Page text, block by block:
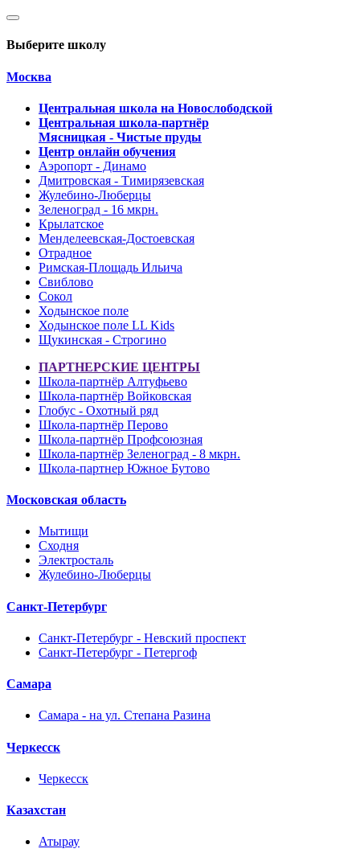
Выберите школу
Москва
Центральная школа на Новослободской
Центральная школа-партнёр
Мясницкая - Чистые пруды
Центр онлайн обучения
Аэропорт - Динамо
Дмитровская - Тимирязевская
Жулебино-Люберцы
Зеленоград - 16 мкрн.
Крылатское
Менделеевская-Достоевская
Отрадное
Римская-Площадь Ильича
Свиблово
Сокол
Ходынское поле
Ходынское поле LL Kids
Щукинская - Строгино
ПАРТНЕРСКИЕ ЦЕНТРЫ
Школа-партнёр Алтуфьево
Школа-партнёр Войковская
Глобус - Охотный ряд
Школа-партнёр Перово
Школа-партнёр Профсоюзная
Школа-партнёр Зеленоград - 8 мкрн.
Школа-партнер Южное Бутово
Московская область
Мытищи
Сходня
Электросталь
Жулебино-Люберцы
Санкт-Петербург
Санкт-Петербург - Невский проспект
Санкт-Петербург - Петергоф
Самара
Самара - на ул. Степана Разина
Черкесск
Черкесск
Казахстан
Атырау